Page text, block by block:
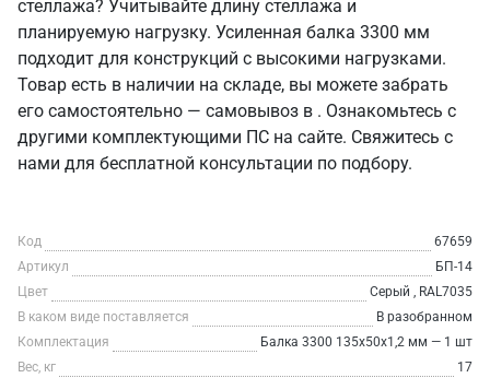
стеллажа? Учитывайте длину стеллажа и
планируемую нагрузку. Усиленная балка 3300 мм
подходит для конструкций с высокими нагрузками.
Товар есть в наличии на складе, вы можете забрать
его самостоятельно — самовывоз в . Ознакомьтесь с
другими комплектующими ПС на сайте. Свяжитесь с
нами для бесплатной консультации по подбору.
Код
67659
Артикул
БП-14
Цвет
Серый , RAL7035
В каком виде поставляется
В разобранном
Комплектация
Балка 3300 135х50х1,2 мм — 1 шт
Вес, кг
17